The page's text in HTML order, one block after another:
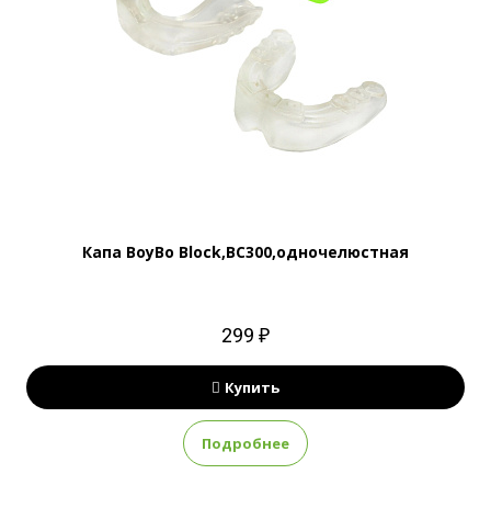
Капа BoyBo Block,BC300,одночелюстная
299 ₽
Купить
Подробнее